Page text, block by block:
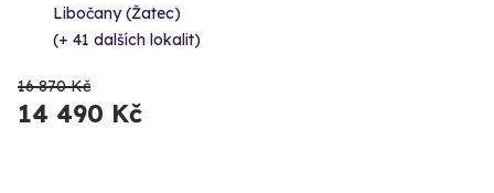
Libočany (Žatec)
(+ 41 dalších lokalit)
16 870 Kč
14 490 Kč